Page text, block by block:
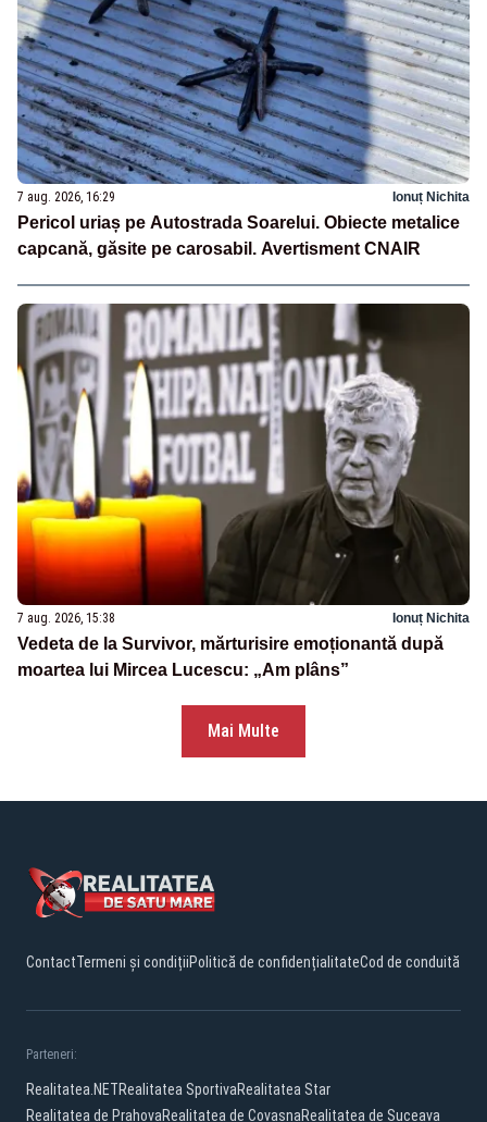
7 aug. 2026, 16:29 Ionuț Nichita
Pericol uriaș pe Autostrada Soarelui. Obiecte metalice
capcană, găsite pe carosabil. Avertisment CNAIR
7 aug. 2026, 15:38 Ionuț Nichita
Vedeta de la Survivor, mărturisire emoționantă după
moartea lui Mircea Lucescu: „Am plâns”
Mai Multe
ContactTermeni și condițiiPolitică de confidențialitateCod de conduită
Parteneri:
Realitatea.NETRealitatea SportivaRealitatea Star
Realitatea de PrahovaRealitatea de CovasnaRealitatea de Suceava